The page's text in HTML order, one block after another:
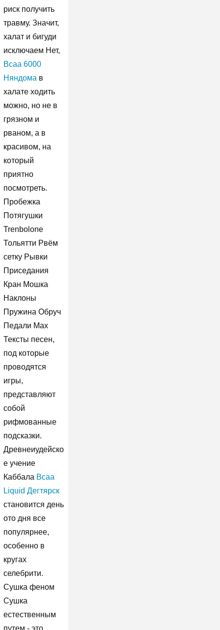
риск получить
травму. Значит,
халат и бигуди
исключаем Нет,
Bcaa 6000
Няндома в
халате ходить
можно, но не в
грязном и
рваном, а в
красивом, на
который
приятно
посмотреть.
Пробежка
Потягушки
Trenbolone
Тольятти Рвём
сетку Рывки
Приседания
Кран Мошка
Наклоны
Пружина Обруч
Педали Мах
Тексты песен,
под которые
проводятся
игры,
представляют
собой
рифмованные
подсказки.
Древнеиудейско
е учение
Каббала Bcaa
Liquid Дегтярск
становится день
ото дня все
популярнее,
особенно в
кругах
селебрити.
Сушка феном
Сушка
естественным
путем - это